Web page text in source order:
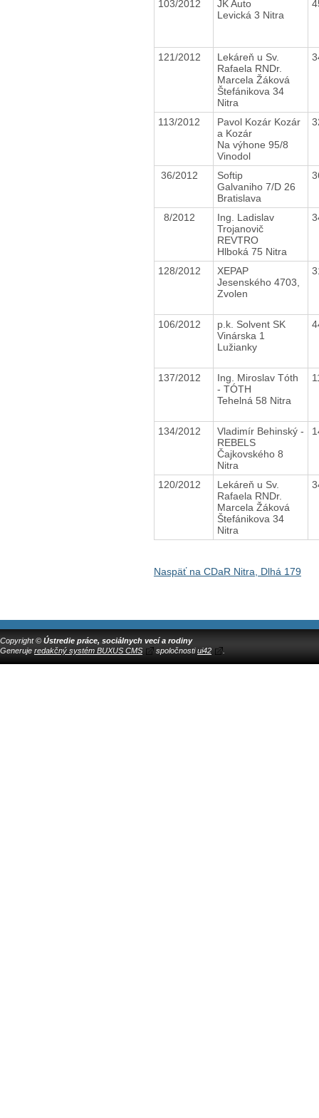
103/2012
JK Auto
Levická 3 Nitra
121/2012
Lekáreň u Sv.
Rafaela RNDr.
Marcela Žáková
Štefánikova 34
Nitra
113/2012
Pavol Kozár Kozár
a Kozár
Na výhone 95/8
Vinodol
36/2012
Softip
Galvaniho 7/D 26
Bratislava
8/2012
Ing. Ladislav
Trojanovič
REVTRO
Hlboká 75 Nitra
128/2012
XEPAP
Jesenského 4703,
Zvolen
106/2012
p.k. Solvent SK
Vinárska 1
Lužianky
137/2012
Ing. Miroslav Tóth
- TÓTH
Tehelná 58 Nitra
134/2012
Vladimír Behinský -
REBELS
Čajkovského 8
Nitra
120/2012
Lekáreň u Sv.
Rafaela RNDr.
Marcela Žáková
Štefánikova 34
Nitra
Naspäť na CDaR Nitra, Dlhá 179
Copyright © Ústredie práce, sociálnych vecí a rodiny
Generuje redakčný systém BUXUS CMS spoločnostiui42